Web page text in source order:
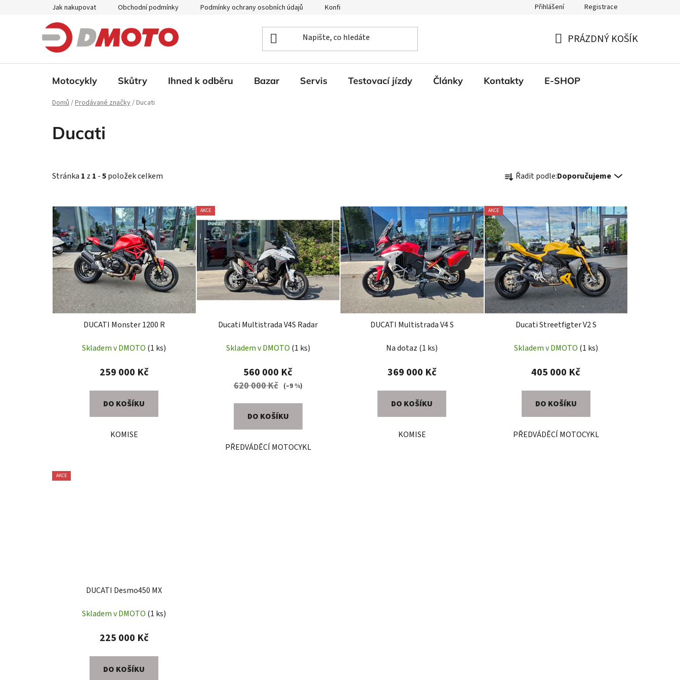
Jak nakupovat Obchodní podmínky Podmínky ochrany osobních údajů Konfigurátor Ducati Přihlášení Registrace
KOŠÍK
PRÁZDNÝ KOŠÍK
Motocykly Skůtry Ihned k odběru Bazar Servis Testovací jízdy Články Kontakty E-SHOP
Domů/Prodávané značky/Ducati
Ducati
Stránka 1 z 1 -5položek celkem
a
e
n
í
p
r
o
d
u
k
Řadit podle:Doporučujeme
V
ý
p
i
s
p
r
o
d
DUCATI Monster 1200 R
Skladem v DMOTO (1 ks)
259 000 Kč
DO KOŠÍKU
KOMISE
AKCE
Ducati Multistrada V4S Radar
Skladem v DMOTO (1 ks)
560 000 Kč
620 000 Kč (–9 %)
DO KOŠÍKU
PŘEDVÁDĚCÍ MOTOCYKL
DUCATI Multistrada V4 S
Na dotaz (1 ks)
369 000 Kč
DO KOŠÍKU
KOMISE
AKCE
Ducati Streetfigter V2 S
Skladem v DMOTO (1 ks)
405 000 Kč
DO KOŠÍKU
PŘEDVÁDĚCÍ MOTOCYKL
AKCE
DUCATI Desmo450 MX
Skladem v DMOTO (1 ks)
225 000 Kč
DO KOŠÍKU